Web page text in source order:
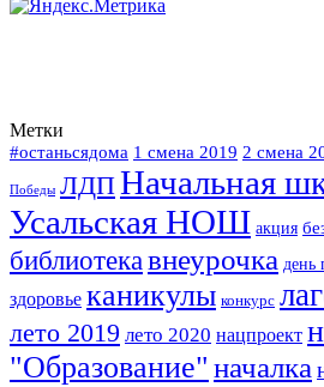
Метки
#останьсядома 1 смена 2019 2 смена
Победы ЛДПНачальная
Усальская НОШ акция
библиотекавнеурочка день
здоровье каникулы конкурс
лето 2019 лето 2020 нацпроект
"Образование" началка